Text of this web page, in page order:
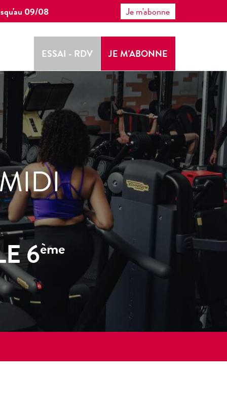
09/08 Je m'abonne
ESSAI - RDV JE M'ABONNE
6ème